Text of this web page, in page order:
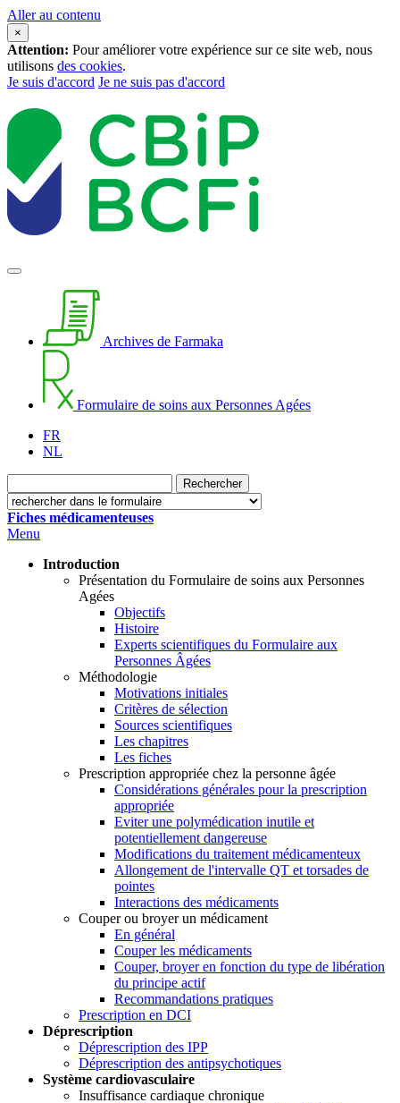
Aller au contenu
×
Attention: Pour améliorer votre expérience sur ce site web, nous
utilisons des cookies.
Je suis d'accord Je ne suis pas d'accord
Archives de Farmaka
Formulaire de soins aux Personnes Agées
FR
NL
Fiches médicamenteuses
Menu
Introduction
Présentation du Formulaire de soins aux Personnes
Agées
Objectifs
Histoire
Experts scientifiques du Formulaire aux
Personnes Âgées
Méthodologie
Motivations initiales
Critères de sélection
Sources scientifiques
Les chapitres
Les fiches
Prescription appropriée chez la personne âgée
Considérations générales pour la prescription
appropriée
Eviter une polymédication inutile et
potentiellement dangereuse
Modifications du traitement médicamenteux
Allongement de l'intervalle QT et torsades de
pointes
Interactions des médicaments
Couper ou broyer un médicament
En général
Couper les médicaments
Couper, broyer en fonction du type de libération
du principe actif
Recommandations pratiques
Prescription en DCI
Déprescription
Déprescription des IPP
Déprescription des antipsychotiques
Système cardiovasculaire
Insuffisance cardiaque chronique